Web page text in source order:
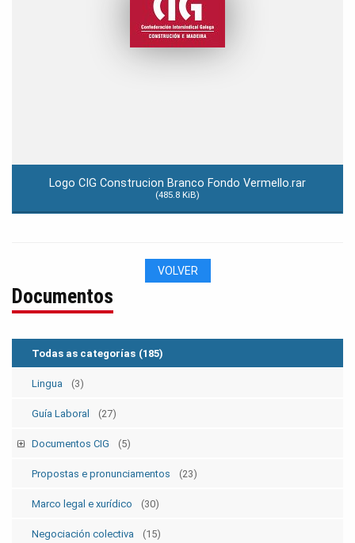
Logo CIG Construcion Branco Fondo Vermello.rar
(485.8 KiB)
VOLVER
Documentos
Todas as categorías (185)
Lingua (3)
Guía Laboral (27)
Documentos CIG (5)
Estatutos (5)
Propostas e pronunciamentos (23)
Marco legal e xurídico (30)
Negociación colectiva (15)